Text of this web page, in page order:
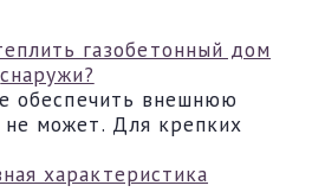
газобетонный дом
снаружи?
обеспечить внешнюю
может. Для крепких